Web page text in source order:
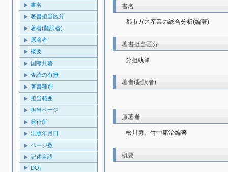
書名
著書担当区分
著者(翻訳者)
原著者
概要
国際共著
査読の有無
著書種別
担当範囲
担当ページ
発行所
出版年月日
ページ数
記述言語
DOI
書名
都市ガス産業の総合分析(編著)
著書担当区分
分担執筆
著者(翻訳者)
原著者
松川勇、竹中康治編著
概要